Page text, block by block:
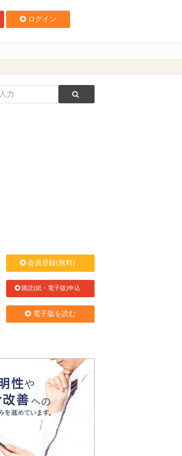
ログイン
会員登録(無料)
購読(紙・電子版)申込
電子版を読む